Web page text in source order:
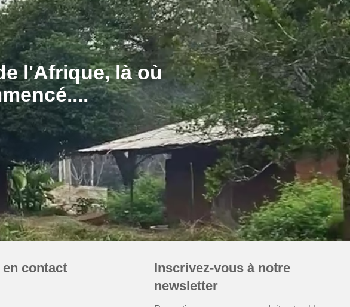
l'Afrique, là où
notre histoire a commencé....
en contact
Inscrivez-vous à notre
newsletter